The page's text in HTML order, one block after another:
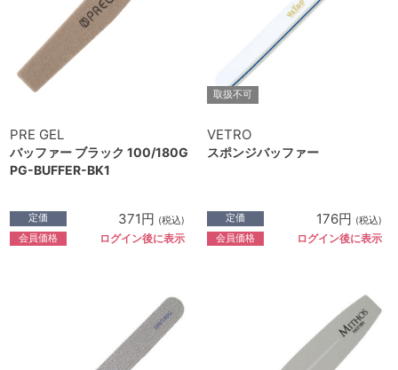
PRE GEL
バッファー ブラック 100/180G
PG-BUFFER-BK1
定価 371円 (税込)
会員価格 ログイン後に表示
取扱不可
VETRO
スポンジバッファー
定価 176円 (税込)
会員価格 ログイン後に表示